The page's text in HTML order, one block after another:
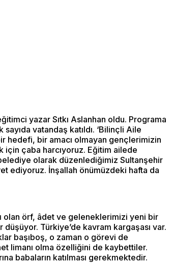
yazar Sıtkı Aslanhan oldu. Programa
vatandaş katıldı. ‘Bilinçli Aile
hedefi, bir amacı olmayan gençlerimizin
çaba harcıyoruz. Eğitim ailede
olarak düzenlediğimiz Sultanşehir
ediyoruz. İnşallah önümüzdeki hafta da
olan örf, âdet ve geleneklerimizi yeni bir
Türkiye’de kavram kargaşası var.
başıboş, o zaman o görevi de
limanı olma özelliğini de kaybettiler.
babaların katılması gerekmektedir.